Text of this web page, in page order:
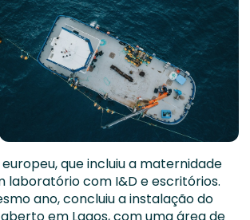
que incluiu a maternidade
laboratório com I&D e escritórios.
ano, concluiu a instalação do